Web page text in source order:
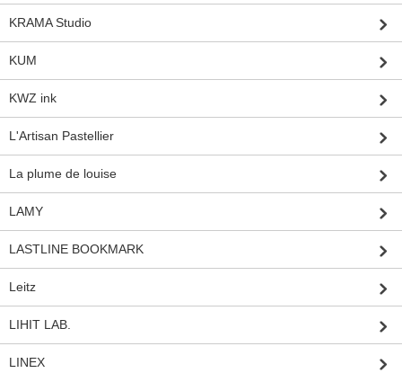
KRAMA Studio
KUM
KWZ ink
L'Artisan Pastellier
La plume de louise
LAMY
LASTLINE BOOKMARK
Leitz
LIHIT LAB.
LINEX